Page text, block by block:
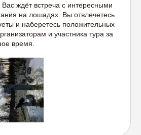
Вас ждёт встреча с интересными
на лошадях. Вы отвлечетесь
и наберетесь положительных
и участника тура за
время.